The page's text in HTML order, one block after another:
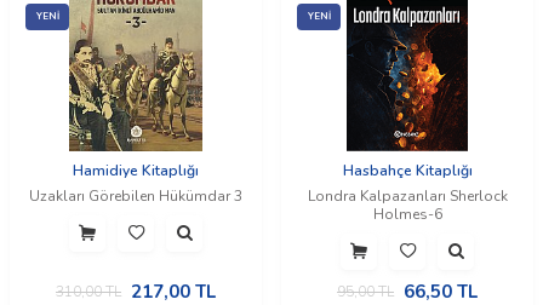
YENI
Hamidiye Kitaplığı
Uzakları Görebilen Hükümdar 3
310,00TL 217,00 TL
YENI
Hasbahçe Kitaplığı
Londra Kalpazanları Sherlock
Holmes-6
95,00TL 66,50 TL